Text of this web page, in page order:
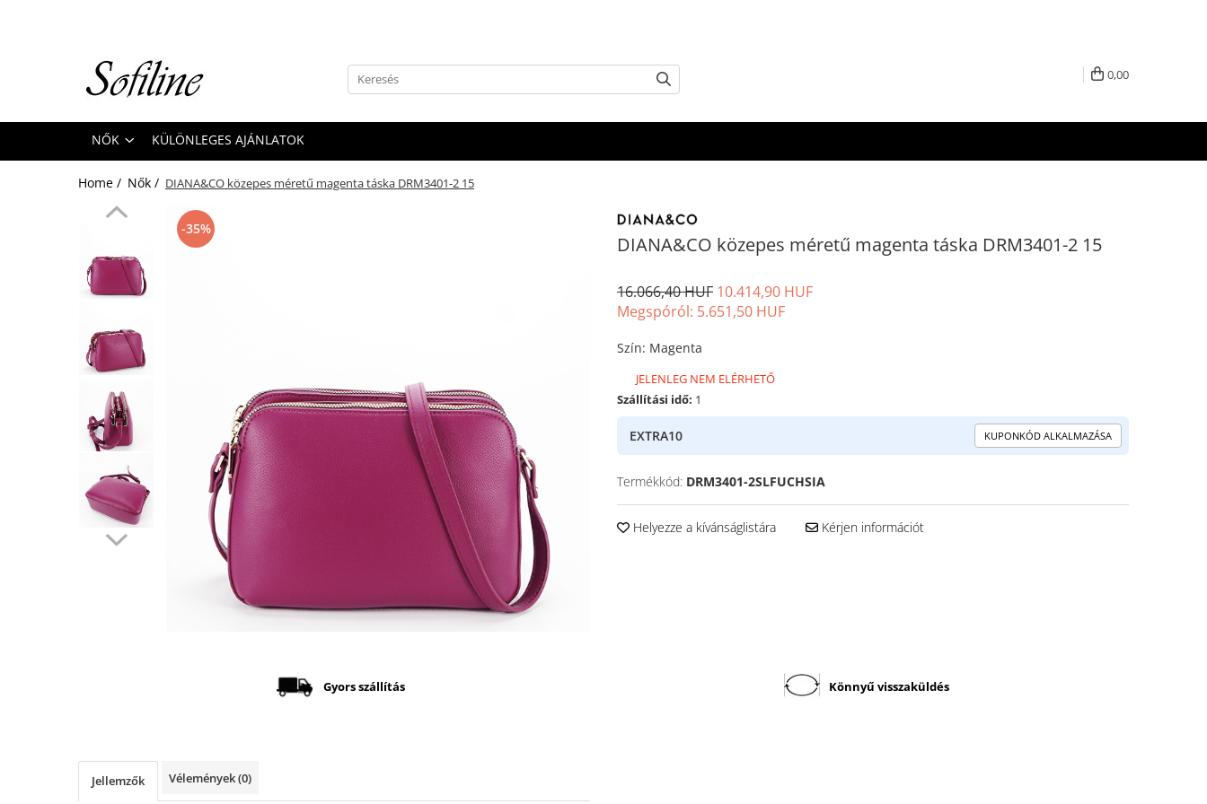
Táskák és retikülök
0,00
NŐK KÜLÖNLEGES AJÁNLATOK
Home / Nők / DIANA&CO közepes méretű magenta táska DRM3401-2 15
DIANA&CO közepes méretű magenta táska DRM3401-2 15
-35%
Facebook
16.066,40 HUF 10.414,90 HUF
Megspóról: 5.651,50 HUF
Szín: Magenta
JELENLEG NEM ELÉRHETŐ
Szállítási idő: 1
EXTRA10 KUPONKÓD ALKALMAZÁSA
Termékkód: DRM3401-2SLFUCHSIA
Helyezze a kívánságlistára Kérjen információt
Gyors szállítás Könnyű visszaküldés
Jellemzők Vélemények(0)